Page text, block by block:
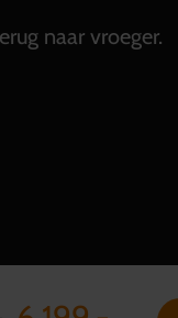
naar vroeger.